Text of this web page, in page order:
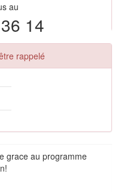
au
14
rappelé
grace au programme